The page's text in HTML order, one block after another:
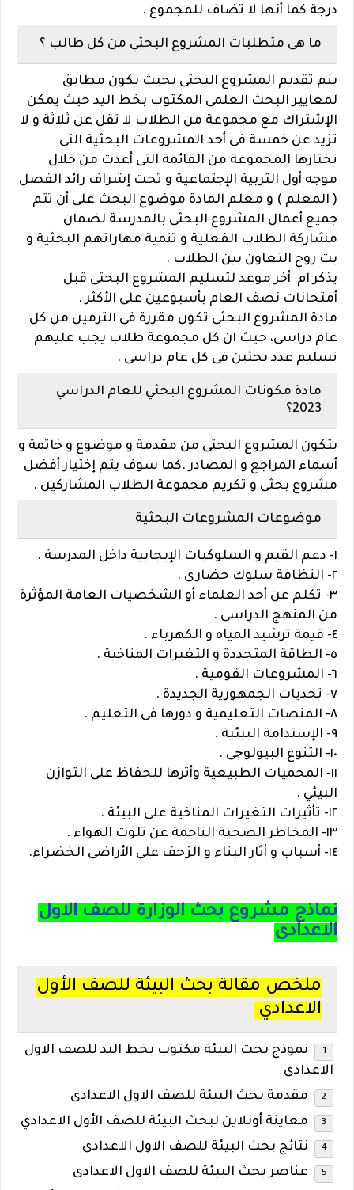
درجة كما أنها لا تضاف للمجموع .
ما هى متطلبات المشروع البحثي من كل طالب ؟
ينم تقديم المشروع البحثى بحيث يكون مطابق
لمعايير البحث العلمى المكتوب بخط اليد حيث يمكن
الإشتراك مع مجموعة من الطلاب لا تقل عن ثلاثة و لا
تزيد عن خمسة فى أحد المشروعات البحثية التى
تختارها المجموعة من القائمة التى أعدت من خلال
موجه أول التربية الإجتماعية و تحت إشراف رائد الفصل
( المعلم ) و معلم المادة موضوع البحث على أن تتم
جميع أعمال المشروع البحثى بالمدرسة لضمان
مشاركة الطلاب الفعلية و تنمية مهاراتهم البحثية و
بث روح التعاون بين الطلاب .
يذكر ام أخر موعد لتسليم المشروع البحثى قبل
أمتحانات نصف العام بأسبوعين على الأكثر .
مادة المشروع البحثى تكون مقررة فى الترمين من كل
عام دراسى، حيث ان كل مجموعة طلاب يجب عليهم
تسليم عدد بحثين فى كل عام دراسى .
مادة مكونات المشروع البحثي للعام الدراسي
2023؟
يتكون المشروع البحثى من مقدمة و موضوع و خاتمة و
أسماء المراجع و المصادر .كما سوف يتم إختيار أفضل
مشروع بحثى و تكريم مجموعة الطلاب المشاركين .
موضوعات المشروعات البحثية
١- دعم القيم و السلوكيات الإيجابية داخل المدرسة .
٢- النظافة سلوك حضارى .
٣- تكلم عن أحد العلماء أو الشخصيات العامة المؤثرة
من المنهج الدراسى .
٤- قيمة ترشيد المياه و الكهرباء .
٥- الطاقة المتجددة و التغيرات المناخية .
٦- المشروعات القومية .
٧- تحديات الجمهورية الجديدة .
٨- المنصات التعليمية و دورها فى التعليم .
٩- الإستدامة البيئية .
١٠- التنوع البيولوچى .
١١- المحميات الطبيعية وأثرها للحفاظ على التوازن
البيئي .
١٢- تأثيرات التغيرات المناخية على البيئة .
١٣- المخاطر الصحية الناجمة عن تلوث الهواء .
١٤- أسباب و أثار البناء و الزحف على الأراضى الخضراء.
نماذج مشروع بحث الوزارة للصف الاول
الاعدادى
ملخص مقالة بحث البيئة للصف الأول
الاعدادي
نموذج بحث البيئة مكتوب بخط اليد للصف الاول
الاعدادى
مقدمة بحث البيئة للصف الاول الاعدادى
معاينة أونلاين لبحث البيئة للصف الأول الاعدادي
نتائج بحث البيئة للصف الاول الاعدادى
عناصر بحث البيئة للصف الاول الاعدادى